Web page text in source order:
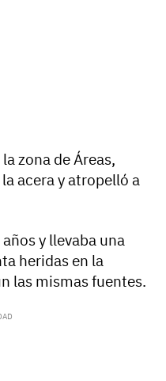
zona de Áreas,
acera y atropelló a
y llevaba una
heridas en la
las mismas fuentes.